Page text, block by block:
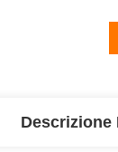
Descrizione